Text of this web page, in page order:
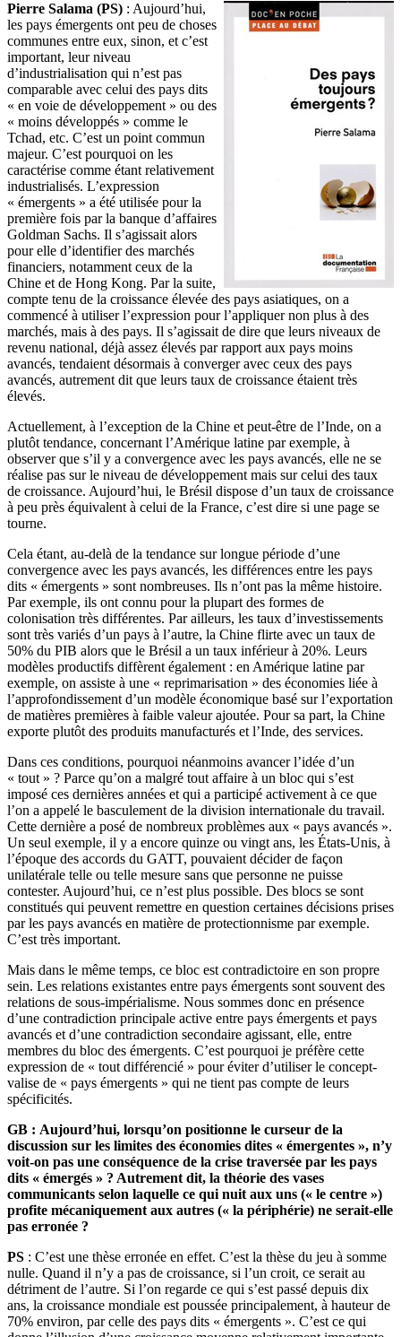
Pierre Salama (PS) : Aujourd’hui,
les pays émergents ont peu de choses
communes entre eux, sinon, et c’est
important, leur niveau
d’industrialisation qui n’est pas
comparable avec celui des pays dits
« en voie de développement » ou des
« moins développés » comme le
Tchad, etc. C’est un point commun
majeur. C’est pourquoi on les
caractérise comme étant relativement
industrialisés. L’expression
« émergents » a été utilisée pour la
première fois par la banque d’affaires
Goldman Sachs. Il s’agissait alors
pour elle d’identifier des marchés
financiers, notamment ceux de la
Chine et de Hong Kong. Par la suite,
compte tenu de la croissance élevée des pays asiatiques, on a
commencé à utiliser l’expression pour l’appliquer non plus à des
marchés, mais à des pays. Il s’agissait de dire que leurs niveaux de
revenu national, déjà assez élevés par rapport aux pays moins
avancés, tendaient désormais à converger avec ceux des pays
avancés, autrement dit que leurs taux de croissance étaient très
élevés.
Actuellement, à l’exception de la Chine et peut-être de l’Inde, on a
plutôt tendance, concernant l’Amérique latine par exemple, à
observer que s’il y a convergence avec les pays avancés, elle ne se
réalise pas sur le niveau de développement mais sur celui des taux
de croissance. Aujourd’hui, le Brésil dispose d’un taux de croissance
à peu près équivalent à celui de la France, c’est dire si une page se
tourne.
Cela étant, au-delà de la tendance sur longue période d’une
convergence avec les pays avancés, les différences entre les pays
dits « émergents » sont nombreuses. Ils n’ont pas la même histoire.
Par exemple, ils ont connu pour la plupart des formes de
colonisation très différentes. Par ailleurs, les taux d’investissements
sont très variés d’un pays à l’autre, la Chine flirte avec un taux de
50% du PIB alors que le Brésil a un taux inférieur à 20%. Leurs
modèles productifs diffèrent également : en Amérique latine par
exemple, on assiste à une « reprimarisation » des économies liée à
l’approfondissement d’un modèle économique basé sur l’exportation
de matières premières à faible valeur ajoutée. Pour sa part, la Chine
exporte plutôt des produits manufacturés et l’Inde, des services.
Dans ces conditions, pourquoi néanmoins avancer l’idée d’un
« tout » ? Parce qu’on a malgré tout affaire à un bloc qui s’est
imposé ces dernières années et qui a participé activement à ce que
l’on a appelé le basculement de la division internationale du travail.
Cette dernière a posé de nombreux problèmes aux « pays avancés ».
Un seul exemple, il y a encore quinze ou vingt ans, les États-Unis, à
l’époque des accords du GATT, pouvaient décider de façon
unilatérale telle ou telle mesure sans que personne ne puisse
contester. Aujourd’hui, ce n’est plus possible. Des blocs se sont
constitués qui peuvent remettre en question certaines décisions prises
par les pays avancés en matière de protectionnisme par exemple.
C’est très important.
Mais dans le même temps, ce bloc est contradictoire en son propre
sein. Les relations existantes entre pays émergents sont souvent des
relations de sous-impérialisme. Nous sommes donc en présence
d’une contradiction principale active entre pays émergents et pays
avancés et d’une contradiction secondaire agissant, elle, entre
membres du bloc des émergents. C’est pourquoi je préfère cette
expression de « tout différencié » pour éviter d’utiliser le concept-
valise de « pays émergents » qui ne tient pas compte de leurs
spécificités.
GB : Aujourd’hui, lorsqu’on positionne le curseur de la
discussion sur les limites des économies dites « émergentes », n’y
voit-on pas une conséquence de la crise traversée par les pays
dits « émergés » ? Autrement dit, la théorie des vases
communicants selon laquelle ce qui nuit aux uns (« le centre »)
profite mécaniquement aux autres (« la périphérie) ne serait-elle
pas erronée ?
PS : C’est une thèse erronée en effet. C’est la thèse du jeu à somme
nulle. Quand il n’y a pas de croissance, si l’un croit, ce serait au
détriment de l’autre. Si l’on regarde ce qui s’est passé depuis dix
ans, la croissance mondiale est poussée principalement, à hauteur de
70% environ, par celle des pays dits « émergents ». C’est ce qui